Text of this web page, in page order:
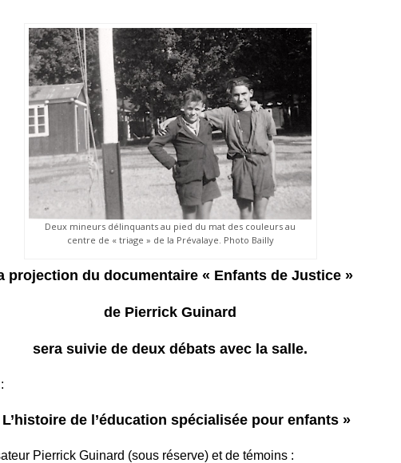
Deux mineurs délinquants au pied du mat des couleurs au
centre de « triage » de la Prévalaye. Photo Bailly
projection du documentaire « Enfants de Justice »
de Pierrick Guinard
sera suivie de deux débats avec la salle.
L’histoire de l’éducation spécialisée pour enfants »
Pierrick Guinard (sous réserve) et de témoins :